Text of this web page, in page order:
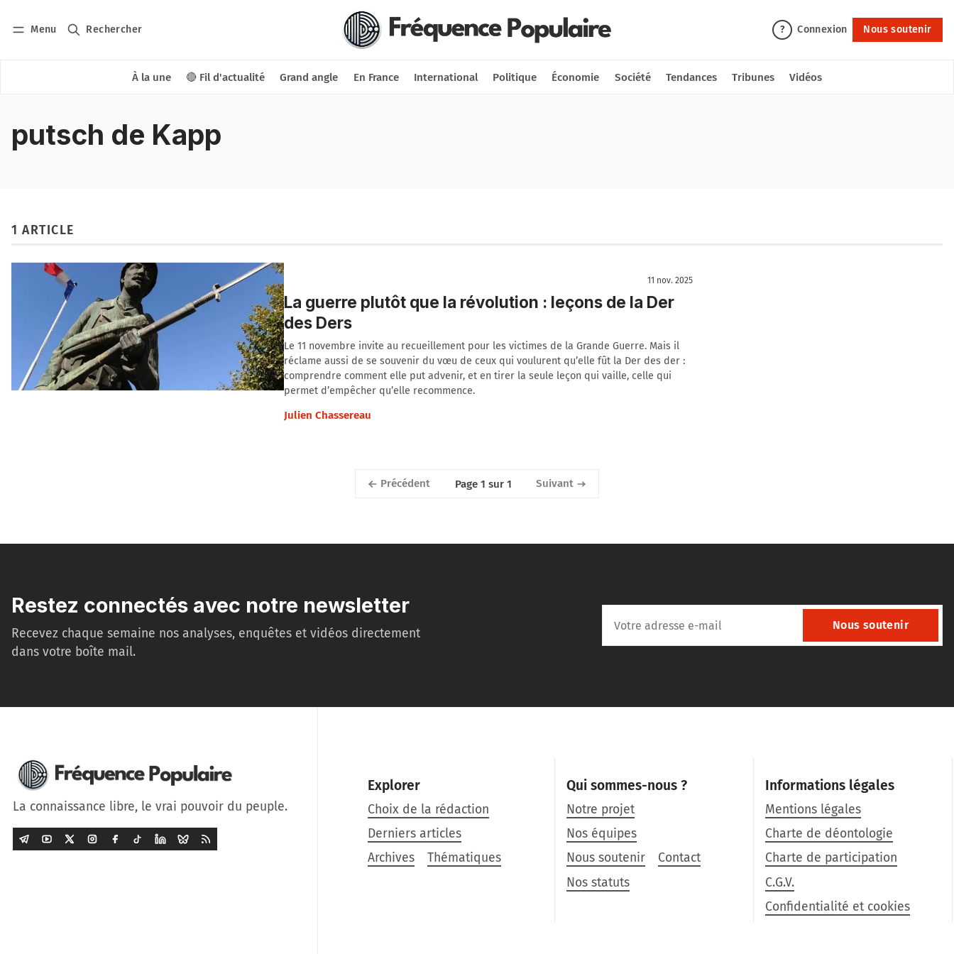
Menu Rechercher ? Connexion Nous soutenir
À la une 🔴 Fil d'actualité Grand angle En France International Politique Économie Société Tendances Tribunes Vidéos
Nous soutenir
putsch de Kapp
1 ARTICLE
11 nov. 2025
La guerre plutôt que la révolution : leçons de la Der
des Ders
Le 11 novembre invite au recueillement pour les victimes de la Grande Guerre. Mais il
réclame aussi de se souvenir du vœu de ceux qui voulurent qu’elle fût la Der des der :
comprendre comment elle put advenir, et en tirer la seule leçon qui vaille, celle qui
permet d’empêcher qu’elle recommence.
Julien Chassereau
Précédent Page 1 sur 1 Suivant
Restez connectés avec notre newsletter
Recevez chaque semaine nos analyses, enquêtes et vidéos directement
dans votre boîte mail.
Nous soutenir
La connaissance libre, le vrai pouvoir du peuple.
Explorer
Choix de la rédaction
Derniers articles
Archives
Thématiques
Qui sommes-nous ?
Notre projet
Nos équipes
Nous soutenir
Contact
Nos statuts
Informations légales
Mentions légales
Charte de déontologie
Charte de participation
C.G.V.
Confidentialité et cookies